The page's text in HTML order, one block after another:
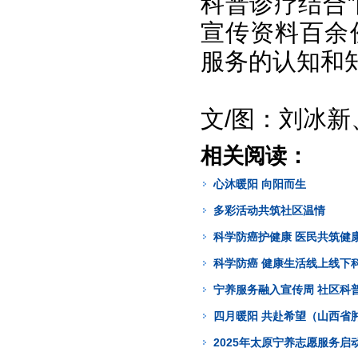
宣传资料百
服务的认知和
文/图：刘冰
相关阅读：
心沐暖阳 向阳而生
多彩活动共筑社区温情
科学防癌护健康 医民共筑健
科学防癌 健康生活线上线下
宁养服务融入宣传周 社区科
四月暖阳 共赴希望（山西省
2025年太原宁养志愿服务启